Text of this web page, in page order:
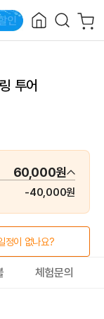
투어
60,000원
-40,000원
정이 없나요?
체험문의